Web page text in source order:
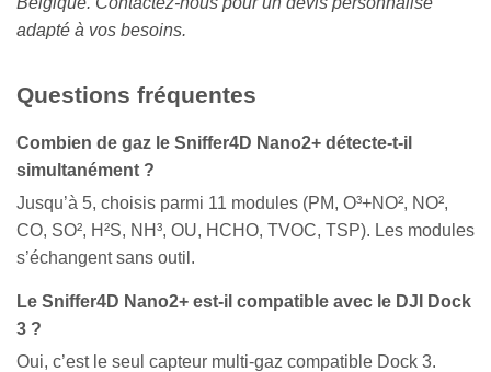
adapté à vos besoins.
Questions fréquentes
Combien de gaz le Sniffer4D Nano2+ détecte-t-il
simultanément ?
Jusqu’à 5, choisis parmi 11 modules (PM, O³+NO², NO²,
CO, SO², H²S, NH³, OU, HCHO, TVOC, TSP). Les modules
s’échangent sans outil.
Le Sniffer4D Nano2+ est-il compatible avec le DJI Dock
3 ?
Oui, c’est le seul capteur multi-gaz compatible Dock 3.